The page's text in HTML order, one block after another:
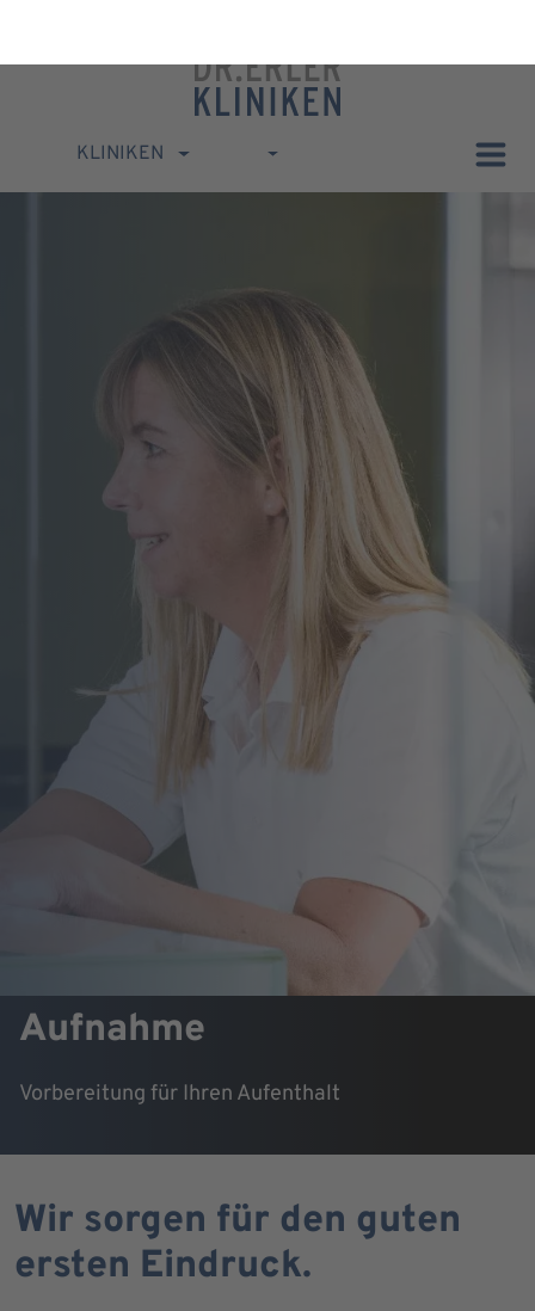
KLINIKEN
Aufnahme
Vorbereitung für Ihren Aufenthalt
Wir sorgen für den guten
ersten Eindruck.